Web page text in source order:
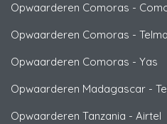
Opwaarderen Comoras -
Opwaarderen Comoras - Telma
Opwaarderen Comoras - Yas
Opwaarderen Madagascar -
Opwaarderen Tanzania - Airtel